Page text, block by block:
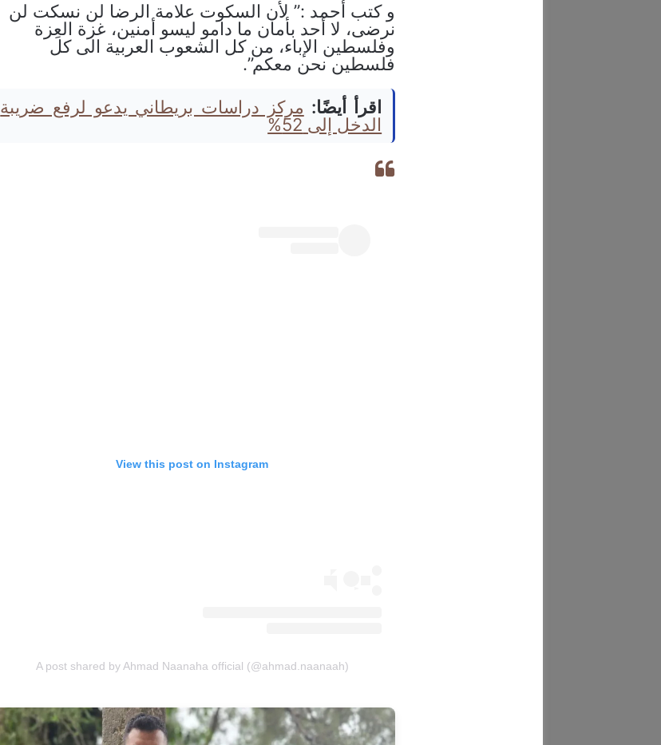
و كتب أحمد :” لأن السكوت علامة الرضا لن نسكت لن
نرضى، لا أحد بأمان ما دامو ليسو أمنين، غزة العِزة
وفلسطين الإباء، من كل الشعوب العربية الى كل
فلسطين نحن معكم”.
اقرأ أيضًا: مركز دراسات بريطاني يدعو لرفع ضريبة
الدخل إلى 52%
View this post on Instagram
A post shared by Ahmad Naanaha official (@ahmad.naanaah)